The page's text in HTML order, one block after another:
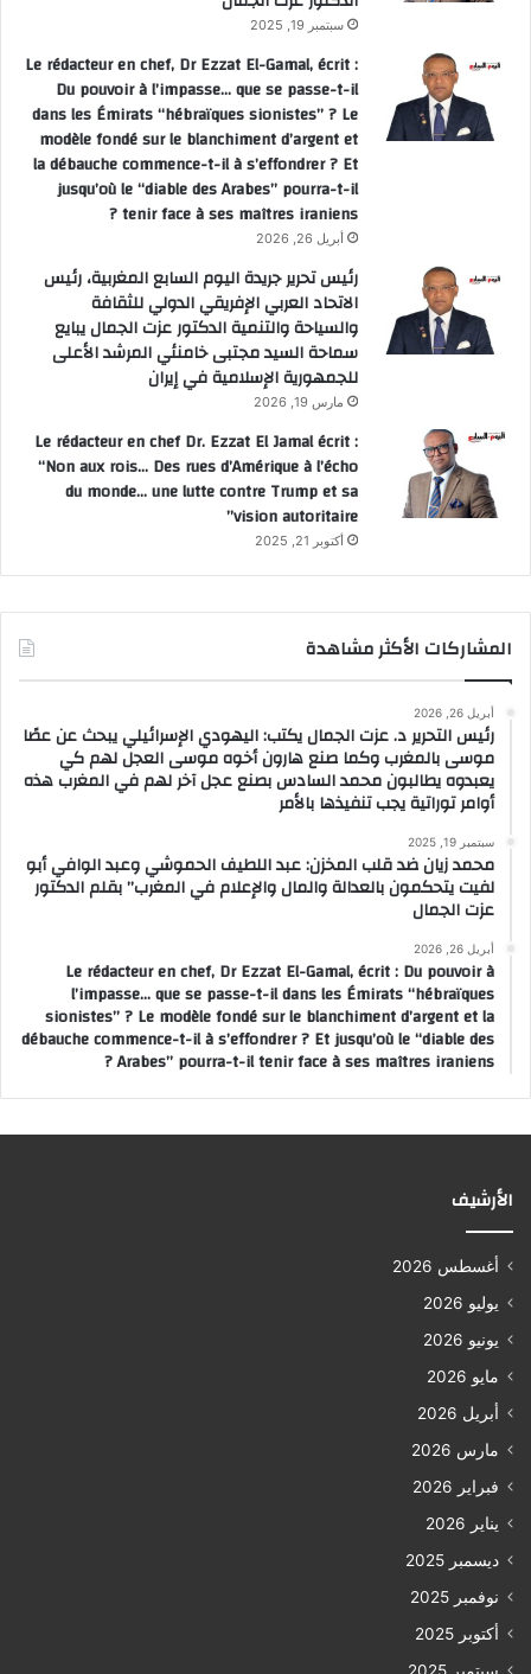
سبتمبر 19, 2025
Le rédacteur en chef, Dr Ezzat El-Gamal, écrit :
Du pouvoir à l’impasse… que se passe-t-il
dans les Émirats “hébraïques sionistes” ? Le
modèle fondé sur le blanchiment d’argent et
la débauche commence-t-il à s’effondrer ? Et
jusqu’où le “diable des Arabes” pourra-t-il
tenir face à ses maîtres iraniens ?
أبريل 26, 2026
رئيس تحرير جريدة اليوم السابع المغربية، رئيس
الاتحاد العربي الإفريقي الدولي للثقافة
والسياحة والتنمية الدكتور عزت الجمال يبايع
سماحة السيد مجتبى خامنئي المرشد الأعلى
للجمهورية الإسلامية في إيران
مارس 19, 2026
Le rédacteur en chef Dr. Ezzat El Jamal écrit :
“Non aux rois… Des rues d’Amérique à l’écho
du monde… une lutte contre Trump et sa
vision autoritaire”
أكتوبر 21, 2025
المشاركات الأكثر مشاهدة
أبريل 26, 2026
رئيس التحرير د. عزت الجمال يكتب: اليهودي الإسرائيلي يبحث عن عصًا
موسى بالمغرب وكما صنع هارون أخوه موسى العجل لهم كي
يعبدوه يطالبون محمد السادس بصنع عجل آخر لهم في المغرب هذه
أوامر توراتية يجب تنفيذها بالأمر
سبتمبر 19, 2025
محمد زيان ضد قلب المخزن: عبد اللطيف الحموشي وعبد الوافي أبو
لفيت يتحكمون بالعدالة والمال والإعلام في المغرب” بقلم الدكتور
عزت الجمال
أبريل 26, 2026
Le rédacteur en chef, Dr Ezzat El-Gamal, écrit : Du pouvoir à
l’impasse… que se passe-t-il dans les Émirats “hébraïques
sionistes” ? Le modèle fondé sur le blanchiment d’argent et la
débauche commence-t-il à s’effondrer ? Et jusqu’où le “diable des
Arabes” pourra-t-il tenir face à ses maîtres iraniens ?
الأرشيف
أغسطس 2026
يوليو 2026
يونيو 2026
مايو 2026
أبريل 2026
مارس 2026
فبراير 2026
يناير 2026
ديسمبر 2025
نوفمبر 2025
أكتوبر 2025
سبتمبر 2025